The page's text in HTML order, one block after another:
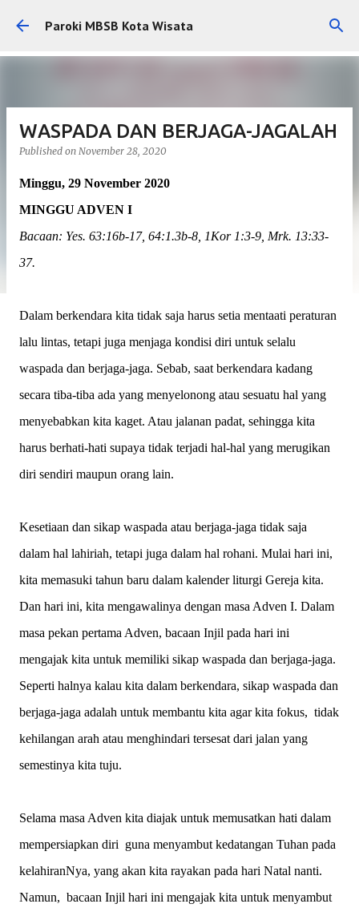
Skip to main content
Paroki MBSB Kota Wisata
WASPADA DAN BERJAGA-JAGALAH
Published on November 28, 2020
Minggu, 29 November 2020
MINGGU ADVEN I
Bacaan: Yes. 63:16b-17, 64:1.3b-8, 1Kor 1:3-9, Mrk. 13:33-
37.
Dalam berkendara kita tidak saja harus setia mentaati peraturan
lalu lintas, tetapi juga menjaga kondisi diri untuk selalu
waspada dan berjaga-jaga. Sebab, saat berkendara kadang
secara tiba-tiba ada yang menyelonong atau sesuatu hal yang
menyebabkan kita kaget. Atau jalanan padat, sehingga kita
harus berhati-hati supaya tidak terjadi hal-hal yang merugikan
diri sendiri maupun orang lain.
Kesetiaan dan sikap waspada atau berjaga-jaga tidak saja
dalam hal lahiriah, tetapi juga dalam hal rohani. Mulai hari ini,
kita memasuki tahun baru dalam kalender liturgi Gereja kita.
Dan hari ini, kita mengawalinya dengan masa Adven I. Dalam
masa pekan pertama Adven, bacaan Injil pada hari ini
mengajak kita untuk memiliki sikap waspada dan berjaga-jaga.
Seperti halnya kalau kita dalam berkendara, sikap waspada dan
berjaga-jaga adalah untuk membantu kita agar kita fokus, tidak
kehilangan arah atau menghindari tersesat dari jalan yang
semestinya kita tuju.
Selama masa Adven kita diajak untuk memusatkan hati dalam
mempersiapkan diri guna menyambut kedatangan Tuhan pada
kelahiranNya, yang akan kita rayakan pada hari Natal nanti.
Namun, bacaan Injil hari ini mengajak kita untuk menyambut